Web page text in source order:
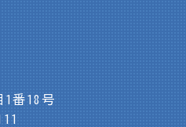
1番18号